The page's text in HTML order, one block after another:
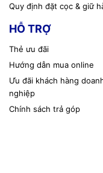
Quy định đặt cọc & giữ
HỖ TRỢ
Thẻ ưu đãi
Hướng dẫn mua online
Ưu đãi khách hàng
nghiệp
Chính sách trả góp